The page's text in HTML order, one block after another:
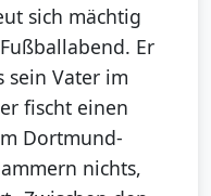
sich mächtig
Er
sein Vater im
fischt einen
Dortmund-
nichts,